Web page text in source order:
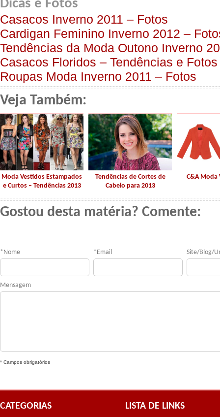
Dicas e Fotos
Casacos Inverno 2011 – Fotos
Cardigan Feminino Inverno 2012 –
Tendências da Moda Outono Inverno
Casacos Floridos – Tendências e Fotos
Roupas Moda Inverno 2011 – Fotos
Veja Também:
Moda Vestidos Estampados
e Curtos – Tendências 2013
Tendências de Cortes de
Cabelo para 2013
C&A Moda
Gostou desta matéria? Comente:
* Nome * Email Site/Blog/
Mensagem
* Campos obrigatórios
CATEGORIAS LISTA DE LINKS